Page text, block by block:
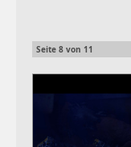
Seite 8 von 11